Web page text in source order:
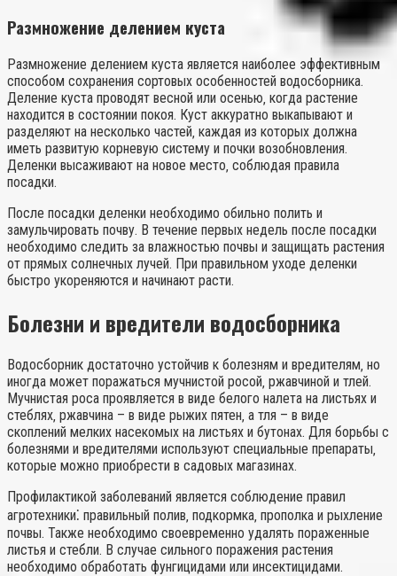
Размножение делением куста
Размножение делением куста является наиболее эффективным
способом сохранения сортовых особенностей водосборника.
Деление куста проводят весной или осенью‚ когда растение
находится в состоянии покоя. Куст аккуратно выкапывают и
разделяют на несколько частей‚ каждая из которых должна
иметь развитую корневую систему и почки возобновления.
Деленки высаживают на новое место‚ соблюдая правила
посадки.
После посадки деленки необходимо обильно полить и
замульчировать почву. В течение первых недель после посадки
необходимо следить за влажностью почвы и защищать растения
от прямых солнечных лучей. При правильном уходе деленки
быстро укореняются и начинают расти.
Болезни и вредители водосборника
Водосборник достаточно устойчив к болезням и вредителям‚ но
иногда может поражаться мучнистой росой‚ ржавчиной и тлей.
Мучнистая роса проявляется в виде белого налета на листьях и
стеблях‚ ржавчина – в виде рыжих пятен‚ а тля – в виде
скоплений мелких насекомых на листьях и бутонах. Для борьбы с
болезнями и вредителями используют специальные препараты‚
которые можно приобрести в садовых магазинах.
Профилактикой заболеваний является соблюдение правил
агротехники⁚ правильный полив‚ подкормка‚ прополка и рыхление
почвы. Также необходимо своевременно удалять пораженные
листья и стебли. В случае сильного поражения растения
необходимо обработать фунгицидами или инсектицидами.